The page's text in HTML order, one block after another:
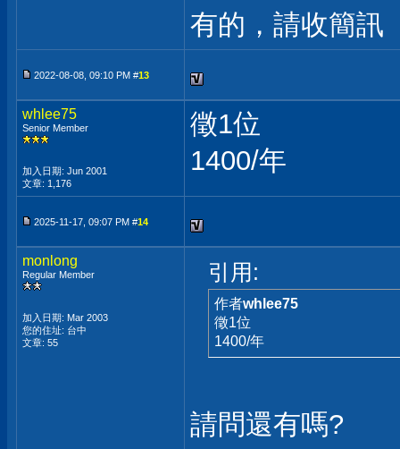
有的，請收簡訊
2022-08-08, 09:10 PM #13
whlee75
Senior Member
加入日期: Jun 2001
文章: 1,176
徵1位
1400/年
2025-11-17, 09:07 PM #14
monlong
Regular Member
加入日期: Mar 2003
您的住址: 台中
文章: 55
引用:
作者whlee75
徵1位
1400/年
請問還有嗎?